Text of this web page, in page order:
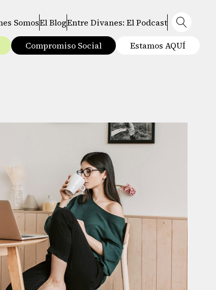
SomosEl BlogEntre Divanes: El Podcast
Compromiso Social Estamos AQUÍ